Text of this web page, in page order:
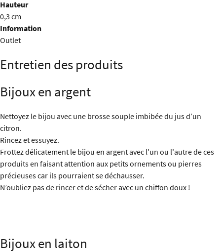
Hauteur
0,3 cm
Information
Outlet
Entretien des produits
Bijoux en argent
Nettoyez le bijou avec une brosse souple imbibée du jus d’un
citron.
Rincez et essuyez.
Frottez délicatement le bijou en argent avec l'un ou l'autre de ces
produits en faisant attention aux petits ornements ou pierres
précieuses car ils pourraient se déchausser.
N’oubliez pas de rincer et de sécher avec un chiffon doux !
Bijoux en laiton